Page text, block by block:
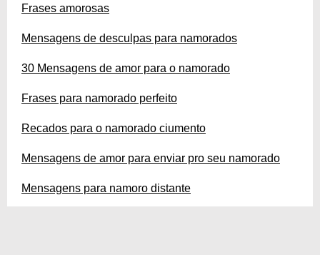
Frases amorosas
Mensagens de desculpas para namorados
30 Mensagens de amor para o namorado
Frases para namorado perfeito
Recados para o namorado ciumento
Mensagens de amor para enviar pro seu namorado
Mensagens para namoro distante